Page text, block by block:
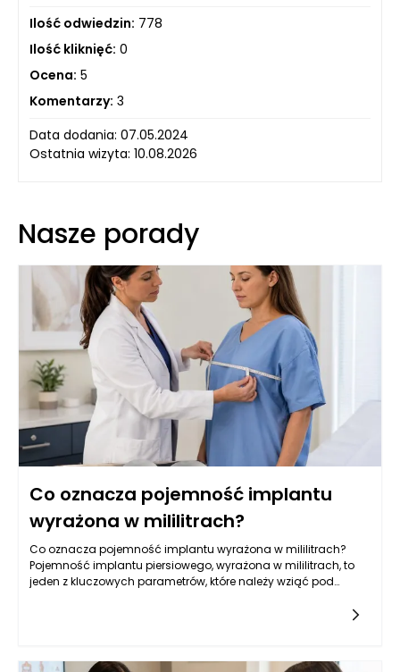
Ilość odwiedzin: 778
Ilość kliknięć: 0
Ocena: 5
Komentarzy: 3
Data dodania: 07.05.2024
Ostatnia wizyta: 10.08.2026
Nasze porady
Co oznacza pojemność implantu
wyrażona w mililitrach?
Co oznacza pojemność implantu wyrażona w mililitrach?
Pojemność implantu piersiowego, wyrażona w mililitrach, to
jeden z kluczowych parametrów, które należy wziąć pod